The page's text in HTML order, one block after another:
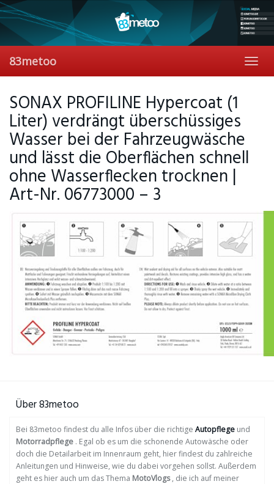
Skip
to
content
83metoo
SONAX PROFILINE Hypercoat (1
Liter) verdrängt überschüssiges
Wasser bei der Fahrzeugwäsche
und lässt die Oberflächen schnell
ohne Wasserflecken trocknen |
Art-Nr. 06773000 – 3
Über 83metoo
Bei 83metoo findest du alle Infos über die richtige Autopflege und
Motorradpflege . Egal ob es um die schonende Autowäsche oder
doch die Detailarbeit im Innenraum geht, hier findest du zahlreiche
Anleitungen und Hinweise, wie du dabei vorgehen sollst. Außerdem
geht es hier auch um das Thema MotoVlogs, die ich auf meiner